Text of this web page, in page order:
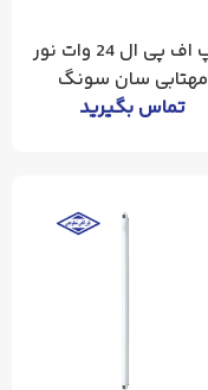
لامپ اف پی ال 24 وات نور
مهتابی سان سونگ
تماس بگیرید